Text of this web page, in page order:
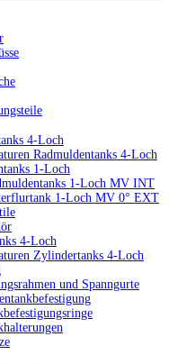
4-Loch
Radmuldentanks 4-Loch
1-Loch
1-Loch MV INT
1-Loch MV 0° EXT
4-Loch
Zylindertanks 4-Loch
und Spanngurte